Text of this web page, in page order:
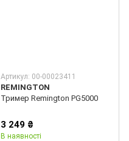
Артикул: 00-00023411
REMINGTON
Тример Remington PG5000
3 249 ₴
В наявності